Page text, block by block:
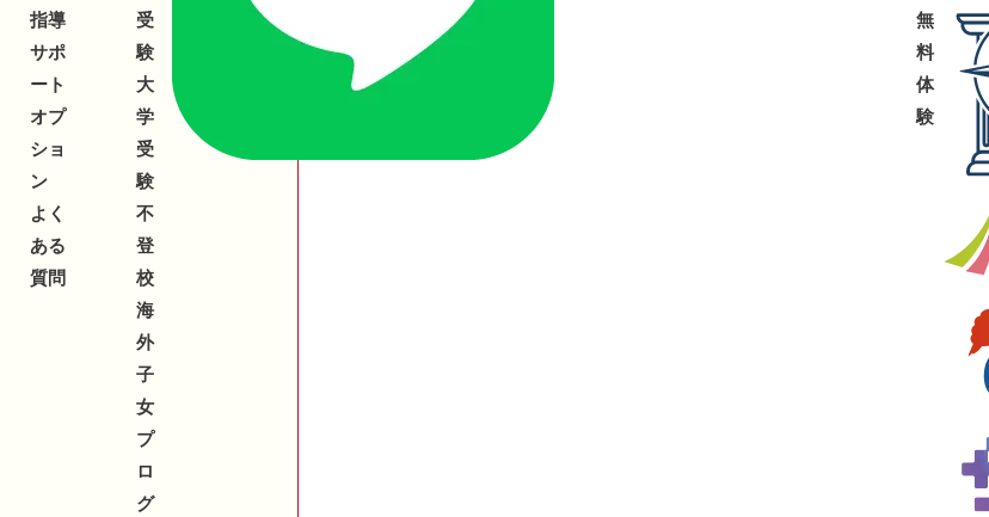
指導
サポ
ート
オプ
ショ
ン
よく
ある
質問
受
験
大
学
受
験
不
登
校
海
外
子
女
プ
ロ
グ
無
料
体
験